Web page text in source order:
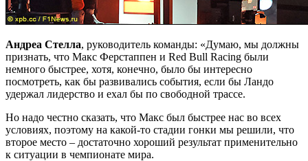
Андреа Стелла, руководитель команды: «Думаю, мы должны
признать, что Макс Ферстаппен и Red Bull Racing были
немного быстрее, хотя, конечно, было бы интересно
посмотреть, как бы развивались события, если бы Ландо
удержал лидерство и ехал бы по свободной трассе.
Но надо честно сказать, что Макс был быстрее нас во всех
условиях, поэтому на какой-то стадии гонки мы решили, что
второе место – достаточно хороший результат применительно
к ситуации в чемпионате мира.